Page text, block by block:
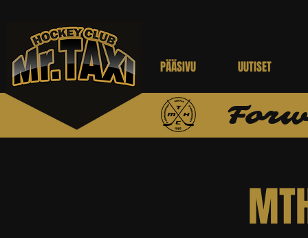
PÄÄSIVU UUTISET